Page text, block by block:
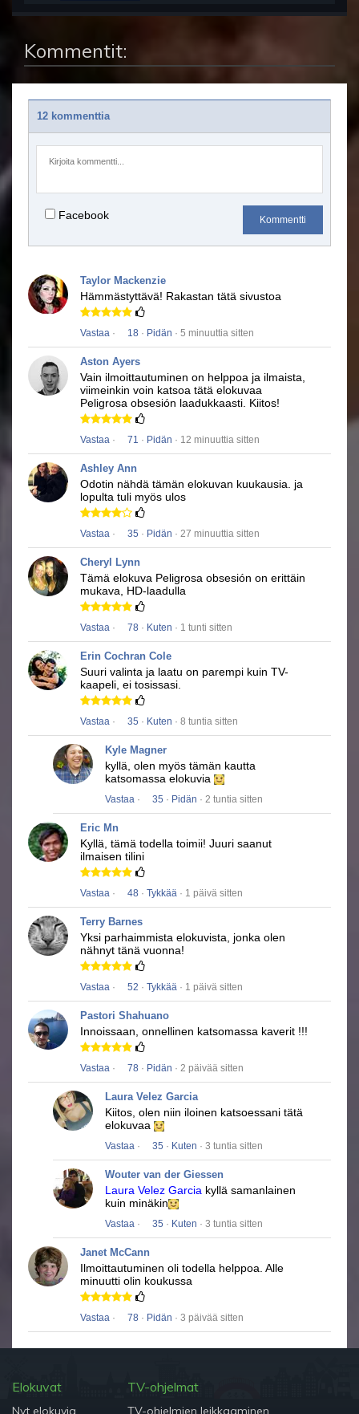
Kommentit:
12 kommenttia
Facebook Kommentti
Taylor Mackenzie
Hämmästyttävä! Rakastan tätä sivustoa
Vastaa · 18 · Pidän · 5 minuuttia sitten
Aston Ayers
Vain ilmoittautuminen on helppoa ja ilmaista,
viimeinkin voin katsoa tätä elokuvaa
Peligrosa obsesión laadukkaasti. Kiitos!
Vastaa · 71 · Pidän · 12 minuuttia sitten
Ashley Ann
Odotin nähdä tämän elokuvan kuukausia. ja
lopulta tuli myös ulos
Vastaa · 35 · Pidän · 27 minuuttia sitten
Cheryl Lynn
Tämä elokuva Peligrosa obsesión on erittäin
mukava, HD-laadulla
Vastaa · 78 · Kuten · 1 tunti sitten
Erin Cochran Cole
Suuri valinta ja laatu on parempi kuin TV-
kaapeli, ei tosissasi.
Vastaa · 35 · Kuten · 8 tuntia sitten
Kyle Magner
kyllä, olen myös tämän kautta
katsomassa elokuvia
Vastaa · 35 · Pidän · 2 tuntia sitten
Eric Mn
Kyllä, tämä todella toimii! Juuri saanut
ilmaisen tilini
Vastaa · 48 · Tykkää · 1 päivä sitten
Terry Barnes
Yksi parhaimmista elokuvista, jonka olen
nähnyt tänä vuonna!
Vastaa · 52 · Tykkää · 1 päivä sitten
Pastori Shahuano
Innoissaan, onnellinen katsomassa kaverit !!!
Vastaa · 78 · Pidän · 2 päivää sitten
Laura Velez Garcia
Kiitos, olen niin iloinen katsoessani tätä
elokuvaa
Vastaa · 35 · Kuten · 3 tuntia sitten
Wouter van der Giessen
Laura Velez Garcia kyllä ​​samanlainen
kuin minäkin
Vastaa · 35 · Kuten · 3 tuntia sitten
Janet McCann
Ilmoittautuminen oli todella helppoa. Alle
minuutti olin koukussa
Vastaa · 78 · Pidän · 3 päivää sitten
Elokuvat
Nyt elokuvia
TV-ohjelmat
TV-ohjelmien leikkaaminen